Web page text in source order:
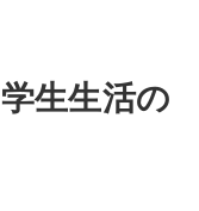
生生活の